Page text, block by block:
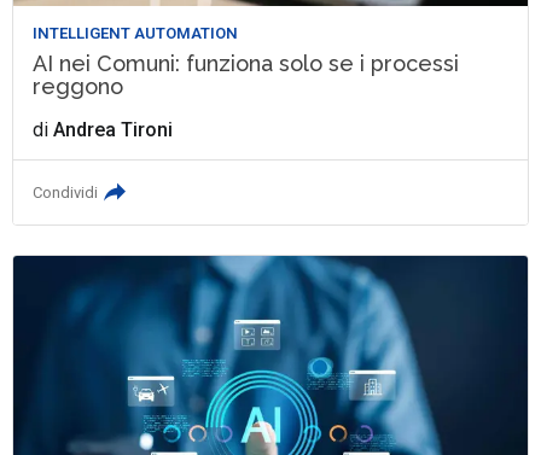
INTELLIGENT AUTOMATION
AI nei Comuni: funziona solo se i processi
reggono
diAndrea Tironi
Condividi